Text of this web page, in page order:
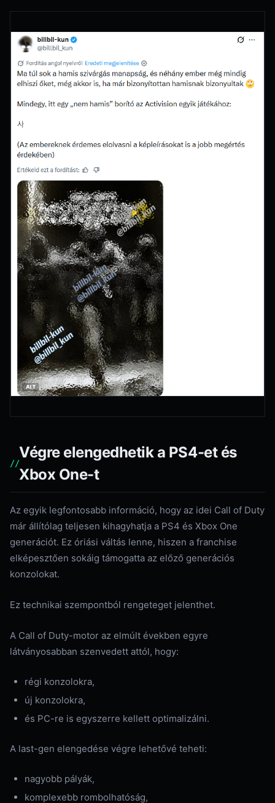
Végre elengedhetik a PS4-et és
Xbox One-t
Az egyik legfontosabb információ, hogy az idei Call of Duty
már állítólag teljesen kihagyhatja a PS4 és Xbox One
generációt. Ez óriási váltás lenne, hiszen a franchise
elképesztően sokáig támogatta az előző generációs
konzolokat.
Ez technikai szempontból rengeteget jelenthet.
A Call of Duty-motor az elmúlt években egyre
látványosabban szenvedett attól, hogy:
régi konzolokra,
új konzolokra,
és PC-re is egyszerre kellett optimalizálni.
A last-gen elengedése végre lehetővé teheti:
nagyobb pályák,
komplexebb rombolhatóság,